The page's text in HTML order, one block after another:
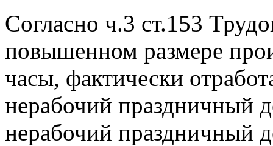
Согласно ч.3 ст.153
повышенном размере
часы, фактически
нерабочий праздничный
нерабочий праздничный